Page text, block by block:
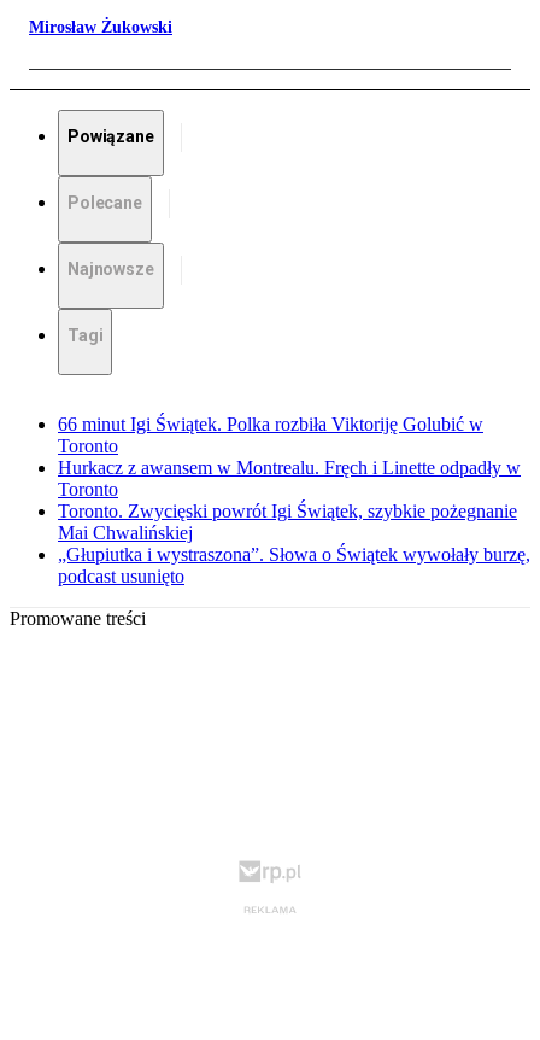
Mirosław Żukowski
Powiązane
Polecane
Najnowsze
Tagi
66 minut Igi Świątek. Polka rozbiła Viktoriję Golubić w
Toronto
Hurkacz z awansem w Montrealu. Fręch i Linette odpadły w
Toronto
Toronto. Zwycięski powrót Igi Świątek, szybkie pożegnanie
Mai Chwalińskiej
„Głupiutka i wystraszona”. Słowa o Świątek wywołały burzę,
podcast usunięto
Promowane treści